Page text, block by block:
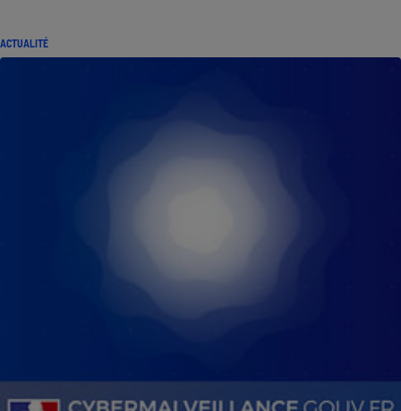
ACTUALITÉ